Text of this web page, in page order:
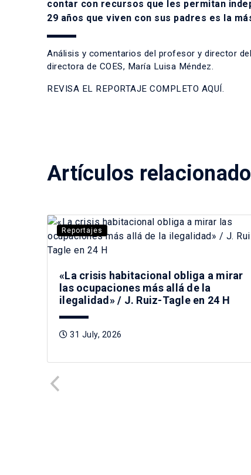
contar con recursos que les permitan
29 años que viven con sus padres es la
Análisis y comentarios del profesor y director
directora de COES, María Luisa Méndez.
REVISA EL REPORTAJE COMPLETO AQUÍ.
Artículos
Reportajes
«La crisis habitacional obliga a mirar
las ocupaciones más allá de la
ilegalidad» / J. Ruiz-Tagle en 24 H
31 July, 2026